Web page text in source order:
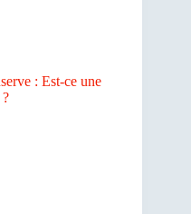
: Est-ce une